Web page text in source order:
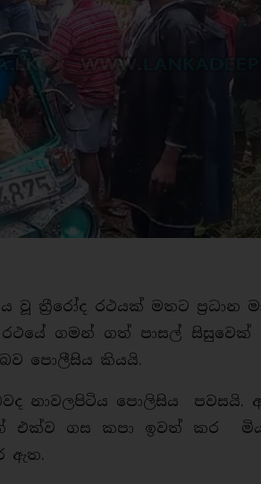
කුමාර )
වූ ත්‍රීරෝද රථයක් මතට ප්‍රධාන
ගමන් ගත් පාසල්
පොලීසිය කියයි.
නාවලපිටිය පොලිසිය පවසයි.
එක්ව ගස කපා ඉවත් කර
ඇත.